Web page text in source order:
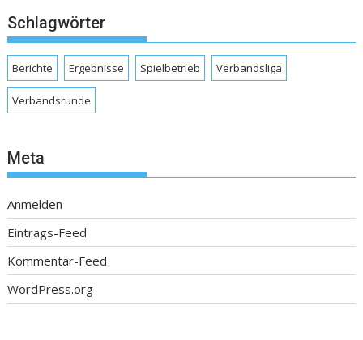
Schlagwörter
Berichte Ergebnisse Spielbetrieb Verbandsliga
Verbandsrunde
Meta
Anmelden
Eintrags-Feed
Kommentar-Feed
WordPress.org